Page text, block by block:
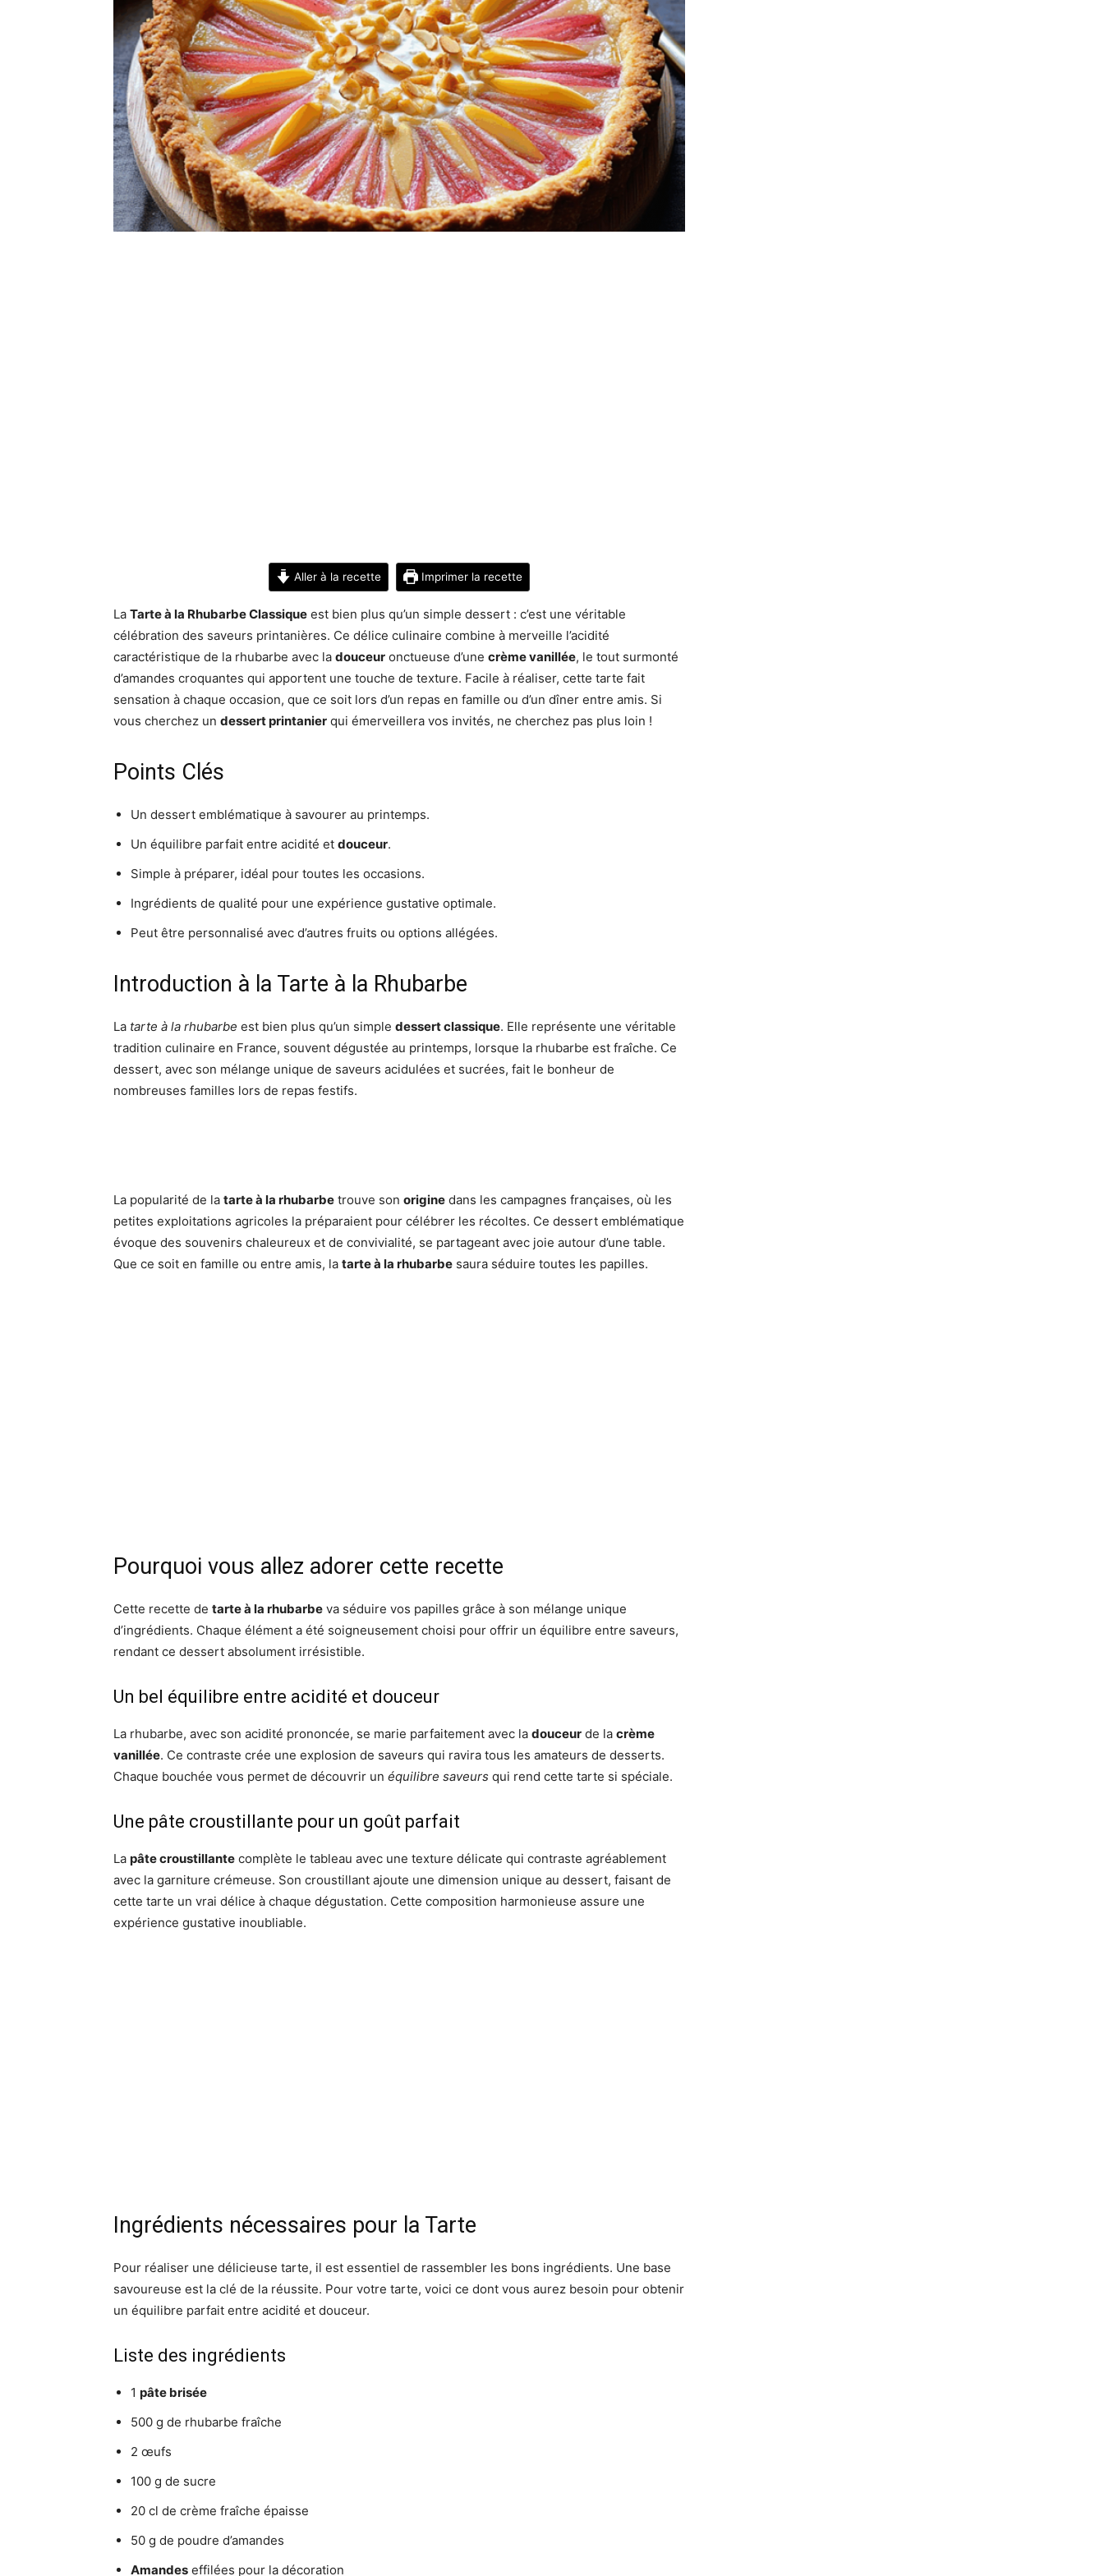
Aller à la recette Imprimer la recette
La Tarte à la Rhubarbe Classique est bien plus qu’un simple dessert : c’est une véritable
célébration des saveurs printanières. Ce délice culinaire combine à merveille l’acidité
caractéristique de la rhubarbe avec la douceur onctueuse d’une crème vanillée, le tout surmonté
d’amandes croquantes qui apportent une touche de texture. Facile à réaliser, cette tarte fait
sensation à chaque occasion, que ce soit lors d’un repas en famille ou d’un dîner entre amis. Si
vous cherchez un dessert printanier qui émerveillera vos invités, ne cherchez pas plus loin !
Points Clés
Un dessert emblématique à savourer au printemps.
Un équilibre parfait entre acidité et douceur.
Simple à préparer, idéal pour toutes les occasions.
Ingrédients de qualité pour une expérience gustative optimale.
Peut être personnalisé avec d’autres fruits ou options allégées.
Introduction à la Tarte à la Rhubarbe
La tarte à la rhubarbe est bien plus qu’un simple dessert classique. Elle représente une véritable
tradition culinaire en France, souvent dégustée au printemps, lorsque la rhubarbe est fraîche. Ce
dessert, avec son mélange unique de saveurs acidulées et sucrées, fait le bonheur de
nombreuses familles lors de repas festifs.
La popularité de la tarte à la rhubarbe trouve son origine dans les campagnes françaises, où les
petites exploitations agricoles la préparaient pour célébrer les récoltes. Ce dessert emblématique
évoque des souvenirs chaleureux et de convivialité, se partageant avec joie autour d’une table.
Que ce soit en famille ou entre amis, la tarte à la rhubarbe saura séduire toutes les papilles.
Pourquoi vous allez adorer cette recette
Cette recette de tarte à la rhubarbe va séduire vos papilles grâce à son mélange unique
d’ingrédients. Chaque élément a été soigneusement choisi pour offrir un équilibre entre saveurs,
rendant ce dessert absolument irrésistible.
Un bel équilibre entre acidité et douceur
La rhubarbe, avec son acidité prononcée, se marie parfaitement avec la douceur de la crème
vanillée. Ce contraste crée une explosion de saveurs qui ravira tous les amateurs de desserts.
Chaque bouchée vous permet de découvrir un équilibre saveurs qui rend cette tarte si spéciale.
Une pâte croustillante pour un goût parfait
La pâte croustillante complète le tableau avec une texture délicate qui contraste agréablement
avec la garniture crémeuse. Son croustillant ajoute une dimension unique au dessert, faisant de
cette tarte un vrai délice à chaque dégustation. Cette composition harmonieuse assure une
expérience gustative inoubliable.
Ingrédients nécessaires pour la Tarte
Pour réaliser une délicieuse tarte, il est essentiel de rassembler les bons ingrédients. Une base
savoureuse est la clé de la réussite. Pour votre tarte, voici ce dont vous aurez besoin pour obtenir
un équilibre parfait entre acidité et douceur.
Liste des ingrédients
1 pâte brisée
500 g de rhubarbe fraîche
2 œufs
100 g de sucre
20 cl de crème fraîche épaisse
50 g de poudre d’amandes
Amandes effilées pour la décoration